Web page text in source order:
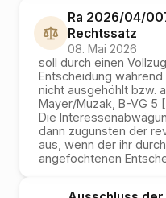
Ra 2026/04/
Rechtssatz
08. Mai 2026
soll durch einen
Entscheidung
nicht ausgehöhlt bzw.
Mayer/Muzak, B-VG 5
Die
dann zugunsten der
aus, wenn der ihr
angefochtenen